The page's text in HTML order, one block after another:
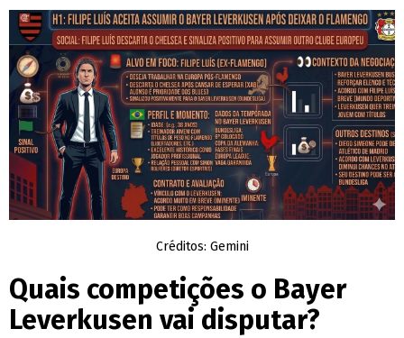
Créditos: Gemini
Quais competições o Bayer
Leverkusen vai disputar?